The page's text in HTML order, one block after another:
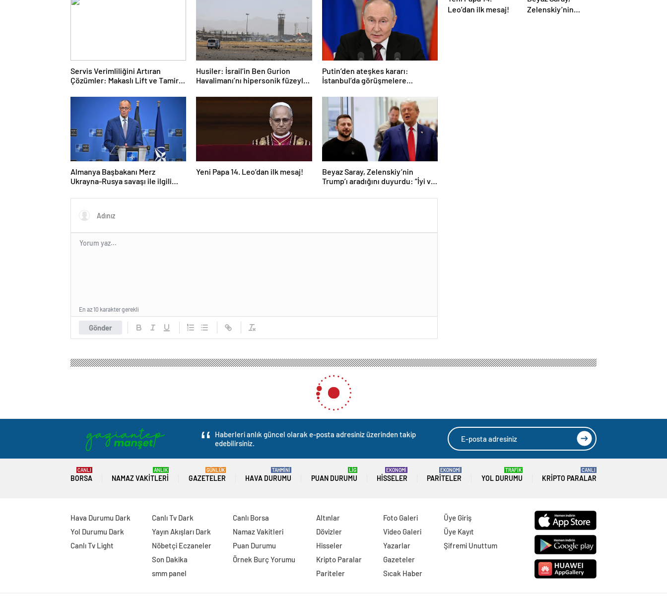
Servis Verimliliğini Artıran
Çözümler: Makaslı Lift ve Tamirci
Husiler: İsrail’in Ben Gurion
Havalimanı’nı hipersonik füzeyle
Putin’den ateşkes kararı:
İstanbul’da görüşmelere
Almanya Başbakanı Merz
Ukrayna-Rusya savaşı ile ilgili
sahasında”
Yeni Papa 14. Leo’dan ilk mesaj!
Beyaz Saray, Zelenskiy’nin
Trump’ı aradığını duyurdu: “İyi ve
Gönder
En az 10 karakter gerekli
Leo’dan ilk mesaj!
Zelenskiy’nin
Haberleri anlık güncel olarak e-posta adresiniz üzerinden takip
edebilirsiniz.
BORSA
CANLI
NAMAZ VAKITLERI
ANLIK
GAZETELER
GÜNLÜK
HAVA DURUMU
TAHMİNİ
PUAN DURUMU
LİG
HISSELER
EKONOMİ
PARITELER
EKONOMİ
YOL DURUMU
TRAFİK
KRIPTO PARALAR
CANLI
Hava Durumu Dark
Yol Durumu Dark
Canlı Tv Light
Canlı Tv Dark
Yayın Akışları Dark
Nöbetçi Eczaneler
Son Dakika
smm panel
Canlı Borsa
Namaz Vakitleri
Puan Durumu
Örnek Burç Yorumu
Altınlar
Dövizler
Hisseler
Kripto Paralar
Pariteler
Foto Galeri
Video Galeri
Yazarlar
Gazeteler
Sıcak Haber
Üye Giriş
Üye Kayıt
Şifremi Unuttum